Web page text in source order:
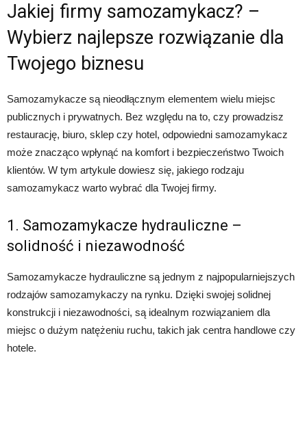
Jakiej firmy samozamykacz? –
Wybierz najlepsze rozwiązanie dla
Twojego biznesu
Samozamykacze są nieodłącznym elementem wielu miejsc
publicznych i prywatnych. Bez względu na to, czy prowadzisz
restaurację, biuro, sklep czy hotel, odpowiedni samozamykacz
może znacząco wpłynąć na komfort i bezpieczeństwo Twoich
klientów. W tym artykule dowiesz się, jakiego rodzaju
samozamykacz warto wybrać dla Twojej firmy.
1. Samozamykacze hydrauliczne –
solidność i niezawodność
Samozamykacze hydrauliczne są jednym z najpopularniejszych
rodzajów samozamykaczy na rynku. Dzięki swojej solidnej
konstrukcji i niezawodności, są idealnym rozwiązaniem dla
miejsc o dużym natężeniu ruchu, takich jak centra handlowe czy
hotele.